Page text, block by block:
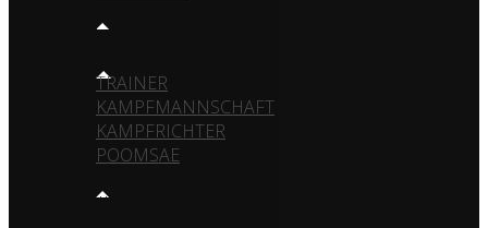
TEAM
TRAINER
KAMPFMANNSCHAFT
KAMPFRICHTER
POOMSAE
TRAINING